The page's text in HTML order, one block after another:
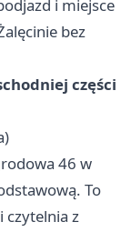
i miejsce
bez
części
46 w
To
czytelnia z